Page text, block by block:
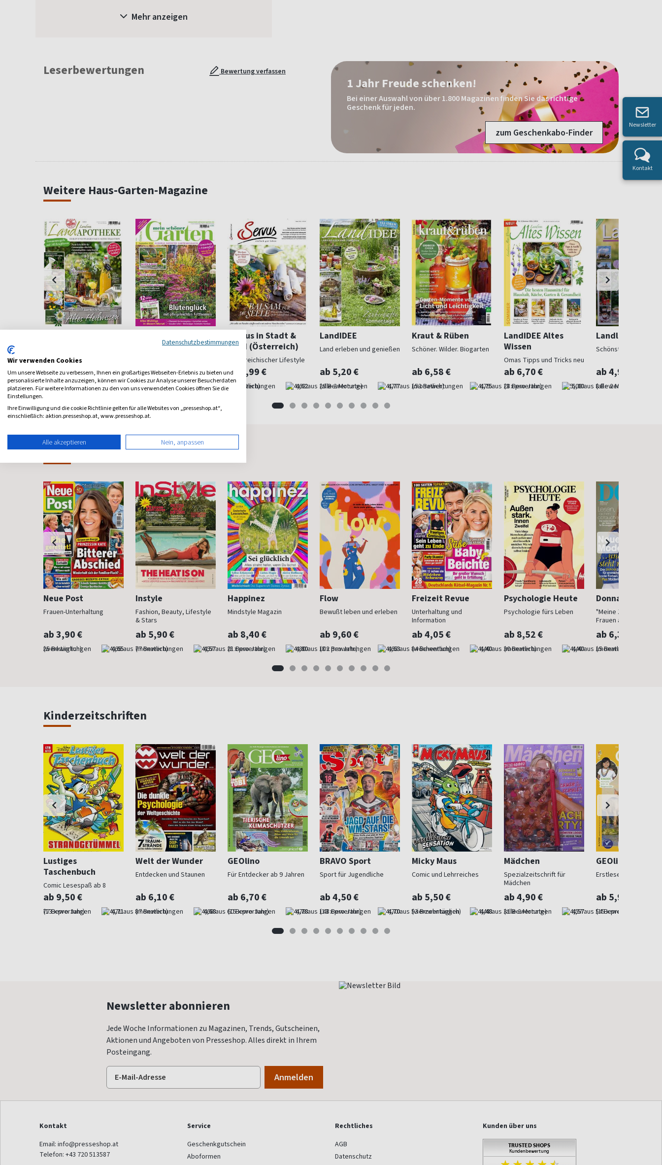
Mehr anzeigen
Leserbewertungen Bewertung verfassen
1 Jahr Freude schenken!
Bei einer Auswahl von über 1.800 Magazinen finden Sie das richtige
Geschenk für jeden.
zum Geschenkabo-Finder
Weitere Haus-Garten-Magazine
4,57
ab 6,70 €
(quartalsweise) 4,84
Garten
ab 5,90 €
(monatlich) 4,55
Servus in Stadt &
Land (Österreich)
Österreichischer Lifestyle
ab 4,99 €
(monatlich) 4,62
LandIDEE
Land erleben und genießen
ab 5,20 €
(alle 2 Monate) 4,77
Kraut & Rüben
Schöner. Wilder. Biogarten
ab 6,58 €
(monatlich) 4,75
LandIDEE Altes
Wissen
Omas Tipps und Tricks neu
entdeckt
ab 6,70 €
(3 x pro Jahr) 5,00
Landlust
Schönstes Landleben
ab 4,97 €
(alle 2 Monate)
Frauenzeitschriften
Neue Post
Frauen-Unterhaltung
ab 3,90 €
(werktäglich) 4,65
Instyle
Fashion, Beauty, Lifestyle
& Stars
ab 5,90 €
(monatlich) 4,57
Happinez
Mindstyle Magazin
ab 8,40 €
(8 x pro Jahr) 4,80
Flow
Bewußt leben und erleben
ab 9,60 €
(8 x pro Jahr) 4,63
Freizeit Revue
Unterhaltung und
Information
ab 4,05 €
(wöchentlich) 4,40
Psychologie Heute
Psychologie fürs Leben
ab 8,52 €
(monatlich) 4,40
Donna
"Meine Zeit ist jetzt":
Frauen ab 40
ab 6,30 €
(monatlich)
Kinderzeitschriften
Lustiges
Taschenbuch
Comic Lesespaß ab 8
ab 9,50 €
(13 x pro Jahr) 4,71
Welt der Wunder
Entdecken und Staunen
ab 6,10 €
(monatlich) 4,68
GEOlino
Für Entdecker ab 9 Jahren
ab 6,70 €
(15 x pro Jahr) 4,78
BRAVO Sport
Sport für Jugendliche
ab 4,50 €
(13 x pro Jahr) 4,70
Micky Maus
Comic und Lehrreiches
ab 5,50 €
(vierzehntäglich) 4,48
Mädchen
Spezialzeitschrift für
Mädchen
ab 4,90 €
(alle 2 Monate) 4,57
GEOlino Mini
Erstleser ab 5
ab 5,90 €
(15 x pro Jahr)
Newsletter abonnieren
Jede Woche Informationen zu Magazinen, Trends, Gutscheinen,
Aktionen und Angeboten von Presseshop. Alles direkt in Ihrem
Posteingang.
Kontakt
Email: info@presseshop.at
Telefon: +43 720 513587
Service
Geschenkgutschein
Aboformen
Rechtliches
AGB
Datenschutz
Kunden über uns
Newsletter
Kontakt
Datenschutzbestimmungen
Wir verwenden Cookies
Um unsere Webseite zu verbessern, Ihnen ein großartiges Webseiten-Erlebnis zu bieten und
personalisierte Inhalte anzuzeigen, können wir Cookies zur Analyse unserer Besucherdaten
platzieren. Für weitere Informationen zu den von uns verwendeten Cookies öffnen Sie die
Einstellungen.
Ihre Einwilligung und die cookie Richtlinie gelten für alle Websites von „presseshop.at“,
einschließlich: aktion.presseshop.at, www.presseshop.at.
Alle akzeptieren Nein, anpassen